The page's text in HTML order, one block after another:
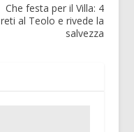
Che festa per il Villa: 4
reti al Teolo e rivede la
salvezza